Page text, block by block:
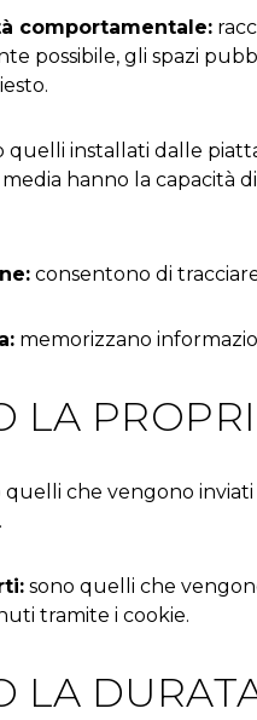
comportamentale:
possibile, gli spazi
quelli installati dalle
hanno la capacità
consentono di
memorizzano
LA
quelli che vengono
sono quelli che
tramite i cookie.
LA